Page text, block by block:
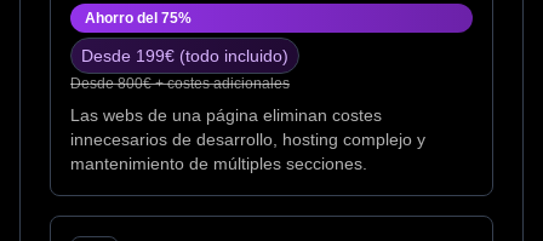
Ahorro del 75%
Desde 199€ (todo incluido)
Desde 800€ + costes adicionales
Las webs de una página eliminan costes
innecesarios de desarrollo, hosting complejo y
mantenimiento de múltiples secciones.